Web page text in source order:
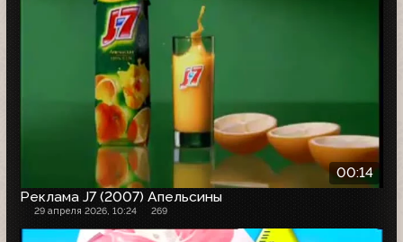
00:14
Реклама J7 (2007) Апельсины
29 апреля 2026, 10:24 269